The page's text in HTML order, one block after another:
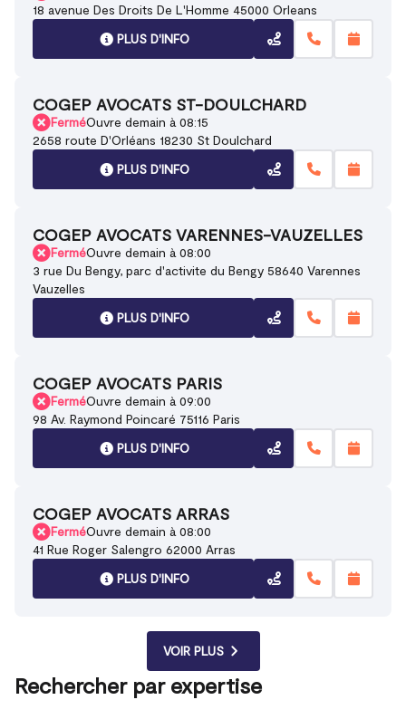
18 avenue Des Droits De L'Homme 45000 Orleans
PLUS D'INFO
COGEP AVOCATS ST-DOULCHARD
FerméOuvre demain à 08:15
2658 route D'Orléans 18230 St Doulchard
PLUS D'INFO
COGEP AVOCATS VARENNES-VAUZELLES
FerméOuvre demain à 08:00
3 rue Du Bengy, parc d'activite du Bengy 58640 Varennes
Vauzelles
PLUS D'INFO
COGEP AVOCATS PARIS
FerméOuvre demain à 09:00
98 Av. Raymond Poincaré 75116 Paris
PLUS D'INFO
COGEP AVOCATS ARRAS
FerméOuvre demain à 08:00
41 Rue Roger Salengro 62000 Arras
PLUS D'INFO
VOIR PLUS
Rechercher par expertise